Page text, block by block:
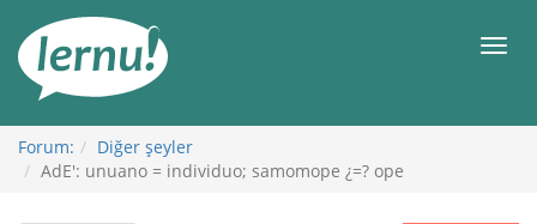
Görüntüleme
Forum:
Diğer şeyler
AdE': unuano = individuo; samomope ¿=? ope